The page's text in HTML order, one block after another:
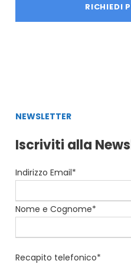
NEWSLETTER
Iscriviti alla
Indirizzo Email*
Nome e Cognome*
Recapito telefonico*